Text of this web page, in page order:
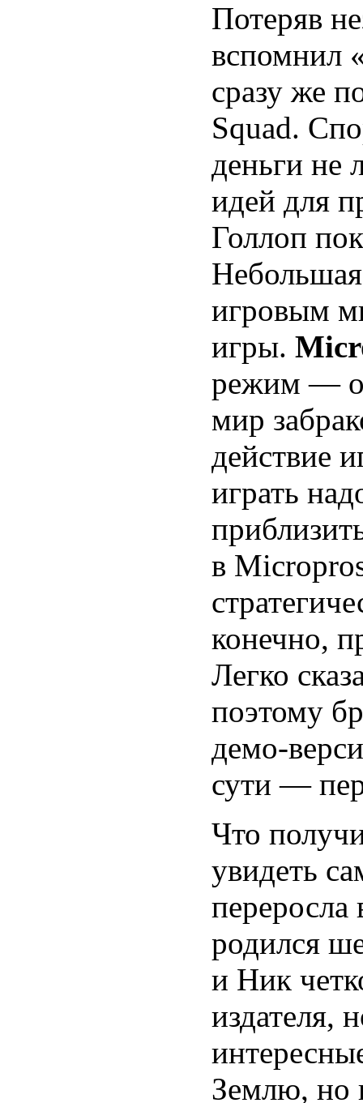
Потеряв
вспомнил
сразу же
Squad.
деньги не
идей для
Голлоп
игровым
игры.
режим —
мир
действие
играть
в
конечно,
Легко
поэтому
демо-
сути —
Что
увидеть
переросла
родился
и Ник
издателя,
Землю, но